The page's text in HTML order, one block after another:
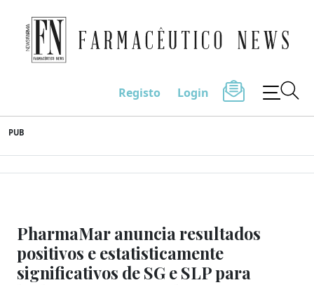
to
content
Farmacêutico News
Registo Login
PUB
PharmaMar anuncia resultados
positivos e estatisticamente
significativos de SG e SLP para